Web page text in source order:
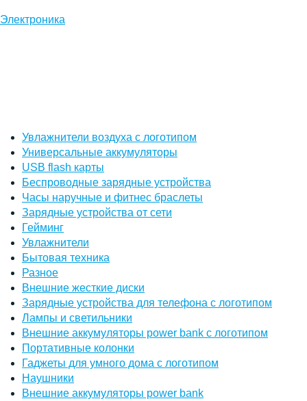
Электроника
Увлажнители воздуха с логотипом
Универсальные аккумуляторы
USB flash карты
Беспроводные зарядные устройства
Часы наручные и фитнес браслеты
Зарядные устройства от сети
Гейминг
Увлажнители
Бытовая техника
Разное
Внешние жесткие диски
Зарядные устройства для телефона с логотипом
Лампы и светильники
Внешние аккумуляторы power bank с логотипом
Портативные колонки
Гаджеты для умного дома с логотипом
Наушники
Внешние аккумуляторы power bank